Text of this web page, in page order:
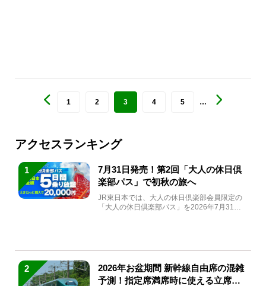
1 2 3 4 5 …
アクセスランキング
1
7月31日発売！第2回「大人の休日倶
楽部パス」で初秋の旅へ
JR東日本では、大人の休日倶楽部会員限定の
「大人の休日倶楽部パス」を2026年7月31日
2
2026年お盆期間 新幹線自由席の混雑
予測！指定席満席時に使える立席特